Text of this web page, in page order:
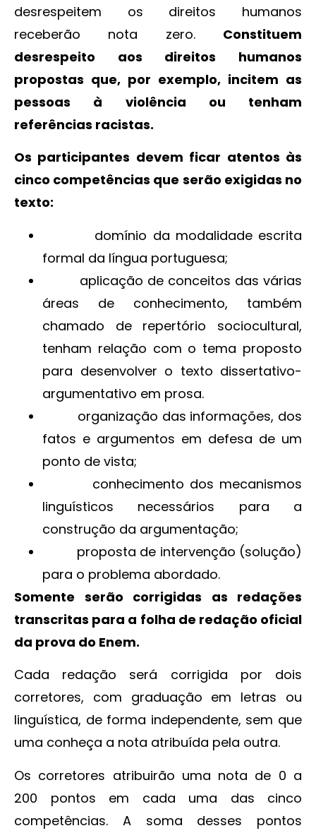
desrespeitem os direitos humanos
receberão nota zero. Constituem
desrespeito aos direitos humanos
propostas que, por exemplo, incitem as
pessoas à violência ou tenham
referências racistas.
Os participantes devem ficar atentos às
cinco competências que serão exigidas no
texto:
domínio da modalidade escrita
formal da língua portuguesa;
aplicação de conceitos das várias
áreas de conhecimento, também
chamado de repertório sociocultural,
tenham relação com o tema proposto
para desenvolver o texto dissertativo-
argumentativo em prosa.
organização das informações, dos
fatos e argumentos em defesa de um
ponto de vista;
conhecimento dos mecanismos
linguísticos necessários para a
construção da argumentação;
proposta de intervenção (solução)
para o problema abordado.
Somente serão corrigidas as redações
transcritas para a folha de redação oficial
da prova do Enem.
Cada redação será corrigida por dois
corretores, com graduação em letras ou
linguística, de forma independente, sem que
uma conheça a nota atribuída pela outra.
Os corretores atribuirão uma nota de 0 a
200 pontos em cada uma das cinco
competências. A soma desses pontos